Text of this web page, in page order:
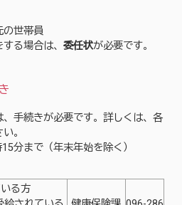
世帯員
る場合は、委任状が必要です。
手続きが必要です。詳しくは、各
い。
まで（年末年始を除く）
る方